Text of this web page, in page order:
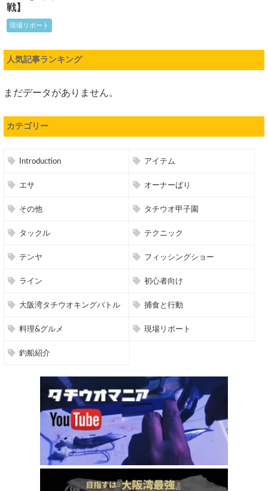
戦】
現場リポート
人気記事ランキング
まだデータがありません。
カテゴリー
Introduction アイテム
エサ オーナーばり
その他 タチウオ甲子園
タックル テクニック
テンヤ フィッシングショー
ライン 初心者向け
大阪湾タチウオキングバトル 捕食と行動
料理&グルメ 現場リポート
釣船紹介